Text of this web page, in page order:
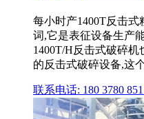
每小时产1400T反击
词,它是表征设备生产
1400T/H反击式破碎
的反击式破碎设备,这
联系电话: 180 3780